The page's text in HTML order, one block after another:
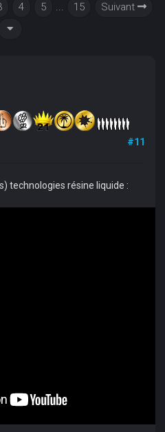
4 5 ... 15 Suivant
#11
technologies résine liquide :